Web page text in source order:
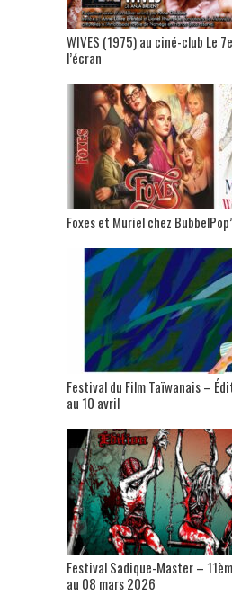
WIVES (1975) au ciné-club Le
l’écran
Foxes et Muriel chez BubbelPop’
Festival du Film Taïwanais –
au 10 avril
Festival Sadique-Master –
au 08 mars 2026